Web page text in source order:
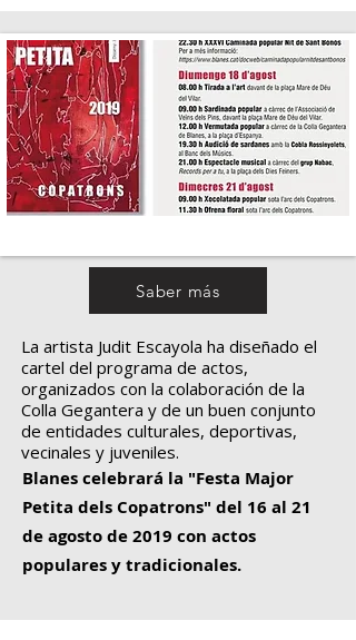
Saber más
La artista Judit Escayola ha diseñado el
cartel del programa de actos,
organizados con la colaboración de la
Colla Gegantera y de un buen conjunto
de entidades culturales, deportivas,
vecinales y juveniles.
Blanes celebrará la "Festa Major
Petita dels Copatrons" del 16 al 21
de agosto de 2019 con actos
populares y tradicionales.